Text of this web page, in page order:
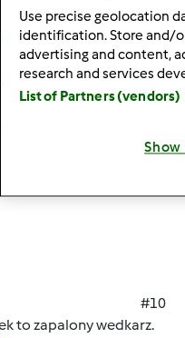
sięaby dodawać
komentarze
#10
to zapalony wedkarz.
Use precise geolocation
identification. Store and/
advertising and content,
research and services
List of Partners (vendors)
Show